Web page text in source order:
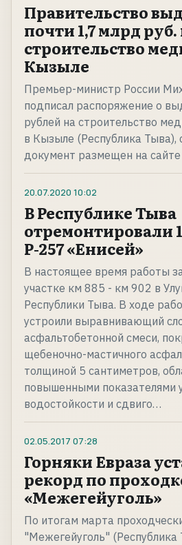
Правительство
почти 1,7 млрд руб.
строительство
Кызыле
Премьер-министр России
подписал распоряжение о
рублей на строительство
в Кызыле (Республика
документ размещен на
20.07.2020 10:02
В Республике Тыва
отремонтировали
Р-257 «Енисей»
В настоящее время работы
участке км 885 - км 902 в
Республики Тыва. В ходе
устроили выравнивающий
асфальтобетонной смеси,
щебеночно-мастичного
толщиной 5 сантиметров,
повышенными показателями
водостойкости и сдвиго…
02.05.2017 07:28
Горняки Евраза
рекорд по
«Межегейуголь»
По итогам марта
"Межегейуголь"